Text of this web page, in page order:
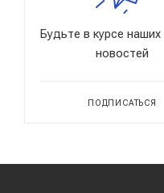
Будьте в курсе наших
новостей
ПОДПИСАТЬСЯ